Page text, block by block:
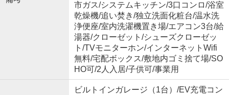
市ガス/システムキッチン/3口コンロ/浴室
乾燥機/追い焚き/独立洗面化粧台/温水洗
浄便座/室内洗濯機置き場/エアコン3台/給
湯器/クローゼット/シューズクローゼッ
ト/TVモニターホン/インターネットWifi
無料/宅配ボックス/敷地内ゴミ捨て場/SO
HO可/2人入居/子供可/事業用
ビルトインガレージ（1台）/EV充電コン